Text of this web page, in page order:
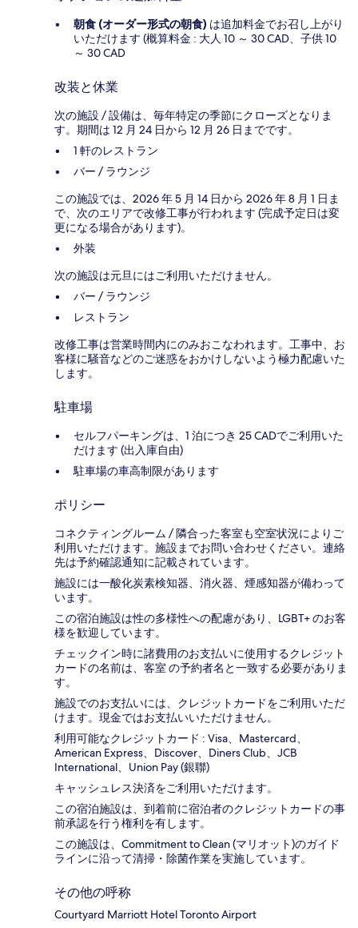
朝食 (オーダー形式の朝食) は追加料金でお召し上がり
いただけます (概算料金 : 大人 10 ～ 30 CAD、子供 10
～ 30 CAD
改装と休業
次の施設 / 設備は、毎年特定の季節にクローズとなりま
す。期間は 12 月 24 日から 12 月 26 日までです。
1 軒のレストラン
バー / ラウンジ
この施設では、2026 年 5 月 14 日から 2026 年 8 月 1 日ま
で、次のエリアで改修工事が行われます (完成予定日は変
更になる場合があります)。
外装
次の施設は元旦にはご利用いただけません。
バー / ラウンジ
レストラン
改修工事は営業時間内にのみおこなわれます。工事中、お
客様に騒音などのご迷惑をおかけしないよう極力配慮いた
します。
駐車場
セルフパーキングは、1 泊につき 25 CADでご利用いた
だけます (出入庫自由)
駐車場の車高制限があります
ポリシー
コネクティングルーム / 隣合った客室も空室状況によりご
利用いただけます。施設までお問い合わせください。連絡
先は予約確認通知に記載されています。
施設には一酸化炭素検知器、消火器、煙感知器が備わって
います。
この宿泊施設は性の多様性への配慮があり、LGBT+ のお客
様を歓迎しています。
チェックイン時に諸費用のお支払いに使用するクレジット
カードの名前は、客室 の予約者名と一致する必要がありま
す。
施設でのお支払いには、クレジットカードをご利用いただ
けます。現金ではお支払いいただけません。
利用可能なクレジットカード : Visa、Mastercard、
American Express、Discover、Diners Club、JCB
International、Union Pay (銀聯)
キャッシュレス決済をご利用いただけます。
この宿泊施設は、到着前に宿泊者のクレジットカードの事
前承認を行う権利を有します。
この施設は、Commitment to Clean (マリオット)のガイド
ラインに沿って清掃・除菌作業を実施しています。
その他の呼称
Courtyard Marriott Hotel Toronto Airport